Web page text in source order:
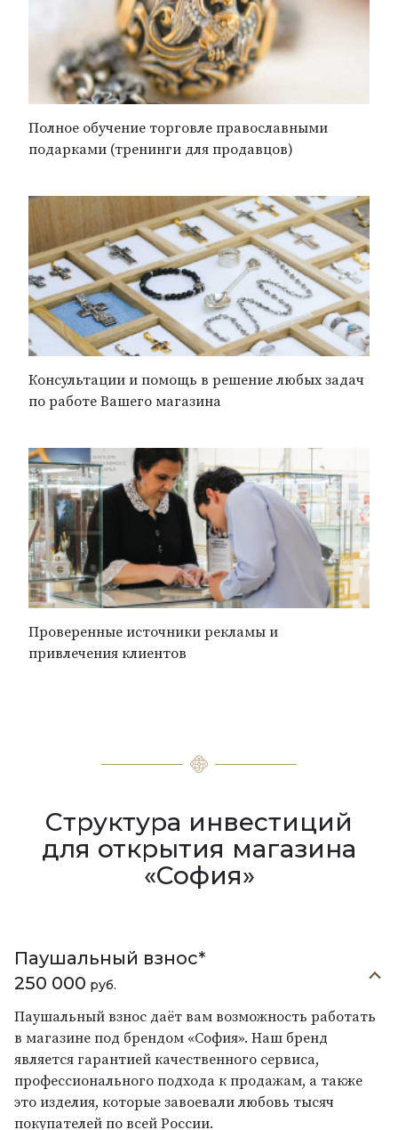
Полное обучение торговле православными
подарками (тренинги для продавцов)
Консультации и помощь в решение любых задач
по работе Вашего магазина
Проверенные источники рекламы и
привлечения клиентов
Структура инвестиций
для открытия магазина
«София»
Паушальный взнос*
250 000 руб.
Паушальный взнос даёт вам возможность работать
в магазине под брендом «София». Наш бренд
является гарантией качественного сервиса,
профессионального подхода к продажам, а также
это изделия, которые завоевали любовь тысяч
покупателей по всей России.